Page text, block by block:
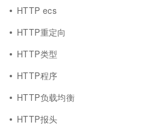
HTTP ecs
HTTP重定向
HTTP类型
HTTP程序
HTTP负载均衡
HTTP报头